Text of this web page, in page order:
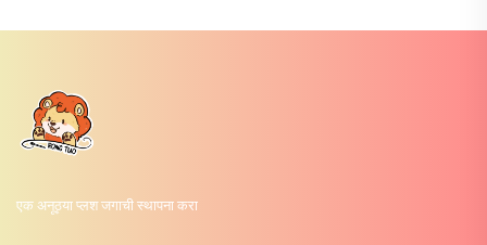
एक अनूठ्या प्लश जगाची स्थापना करा